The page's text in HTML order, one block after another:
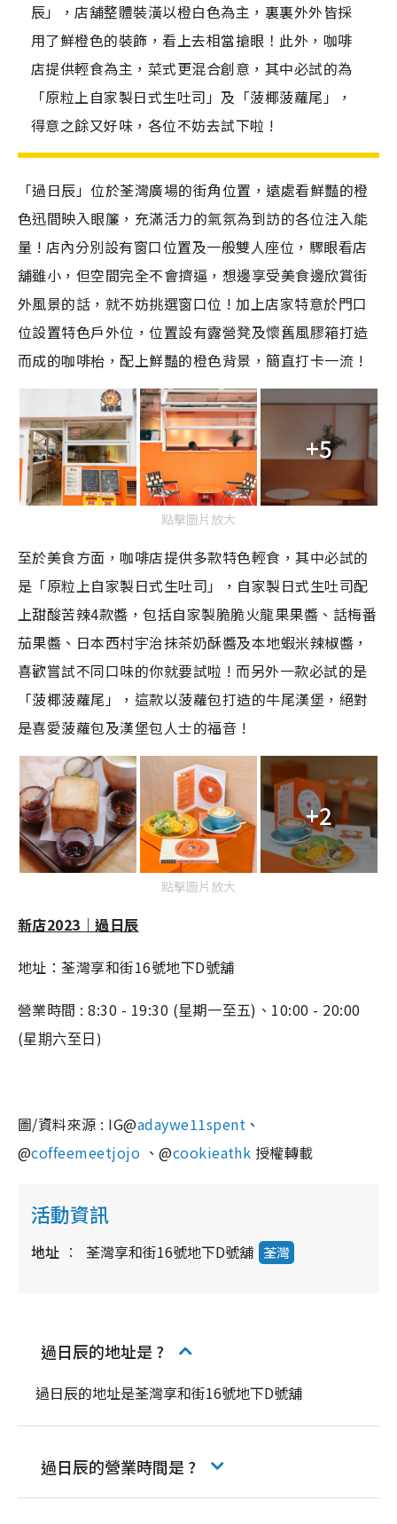
辰」，店舖整體裝潢以橙白色為主，裏裏外外皆採
用了鮮橙色的裝飾，看上去相當搶眼！此外，咖啡
店提供輕食為主，菜式更混合創意，其中必試的為
「原粒上自家製日式生吐司」及「菠椰菠蘿尾」，
得意之餘又好味，各位不妨去試下啦 !
「過日辰」位於荃灣廣場的街角位置，遠處看鮮豔的橙
色迅間映入眼簾，充滿活力的氣氛為到訪的各位注入能
量 ! 店內分別設有窗口位置及一般雙人座位，驟眼看店
舖雖小，但空間完全不會擠逼，想邊享受美食邊欣賞街
外風景的話，就不妨挑選窗口位 ! 加上店家特意於門口
位設置特色戶外位，位置設有露營凳及懷舊風膠箱打造
而成的咖啡枱，配上鮮豔的橙色背景，簡直打卡一流 !
+5
點擊圖片放大
至於美食方面，咖啡店提供多款特色輕食，其中必試的
是「原粒上自家製日式生吐司」，自家製日式生吐司配
上甜酸苦辣4款醬，包括自家製脆脆火龍果果醬、話梅番
茄果醬、日本西村宇治抹茶奶酥醬及本地蝦米辣椒醬，
喜歡嘗試不同口味的你就要試啦 ! 而另外一款必試的是
「菠椰菠蘿尾」，這款以菠蘿包打造的牛尾漢堡，絕對
是喜愛菠蘿包及漢堡包人士的福音 !
+2
點擊圖片放大
新店2023｜過日辰
地址：荃灣享和街16號地下D號舖
營業時間 : 8:30 - 19:30 (星期一至五)、10:00 - 20:00
(星期六至日)
圖/資料來源 : IG@adaywe11spent 、
@coffeemeetjojo 、@cookieathk 授權轉載
活動資訊
地址 荃灣享和街16號地下D號舖 荃灣
過日辰的地址是 ?
過日辰的地址是荃灣享和街16號地下D號舖
過日辰的營業時間是 ?